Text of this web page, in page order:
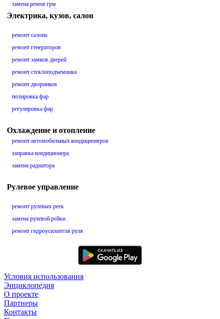
замена ремня грм
Электрика, кузов, салон
ремонт салона
ремонт генераторов
ремонт замков дверей
ремонт стеклоподъемника
ремонт дворников
полировка фар
регулировка фар
Охлаждение и отопление
ремонт автомобильных кондиционеров
заправка кондиционера
замена радиатора
Рулевое управление
ремонт рулевых реек
замена рулевой рейки
ремонт гидроусилителя руля
Условия использования
Энциклопедия
О проекте
Партнеры
Контакты